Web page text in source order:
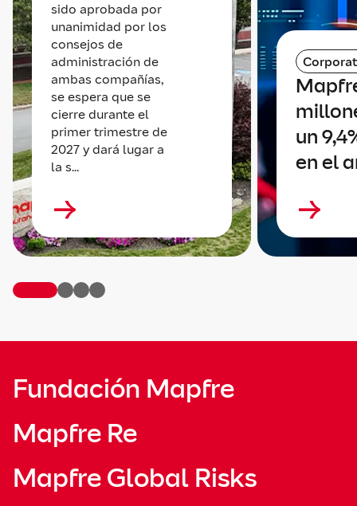
sido aprobada por
unanimidad por los
consejos de
administración de
ambas compañías,
se espera que se
cierre durante el
primer trimestre de
2027 y dará lugar a
la s...
un
en el
Fundación Mapfre
Mapfre Re
Mapfre Global Risks